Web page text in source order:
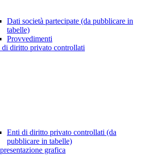
Dati società partecipate (da pubblicare in
tabelle)
Provvedimenti
di diritto privato controllati
Enti di diritto privato controllati (da
pubblicare in tabelle)
grafica